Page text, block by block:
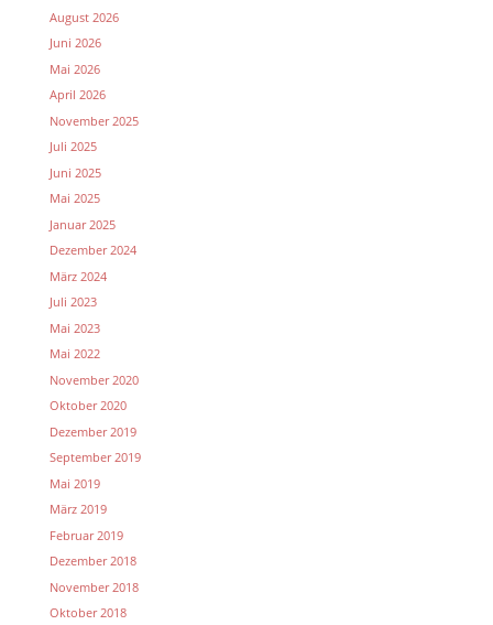
August 2026
Juni 2026
Mai 2026
April 2026
November 2025
Juli 2025
Juni 2025
Mai 2025
Januar 2025
Dezember 2024
März 2024
Juli 2023
Mai 2023
Mai 2022
November 2020
Oktober 2020
Dezember 2019
September 2019
Mai 2019
März 2019
Februar 2019
Dezember 2018
November 2018
Oktober 2018